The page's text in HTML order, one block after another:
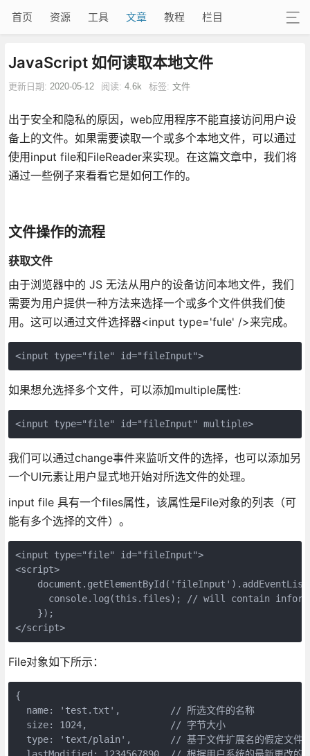
首页 资源 工具 文章 教程 栏目
JavaScript 如何读取本地文件
更新日期: 2020-05-12 阅读: 4.6k 标签: 文件
出于安全和隐私的原因，web应用程序不能直接访问用户设
备上的文件。如果需要读取一个或多个本地文件，可以通过
使用input file和FileReader来实现。在这篇文章中，我们将
通过一些例子来看看它是如何工作的。
文件操作的流程
获取文件
由于浏览器中的 JS 无法从用户的设备访问本地文件，我们
需要为用户提供一种方法来选择一个或多个文件供我们使
用。这可以通过文件选择器<input type='fule' />来完成。
<input type="file" id="fileInput">
如果想允选择多个文件，可以添加multiple属性:
<input type="file" id="fileInput" multiple>
我们可以通过change事件来监听文件的选择，也可以添加另
一个UI元素让用户显式地开始对所选文件的处理。
input file 具有一个files属性，该属性是File对象的列表（可
能有多个选择的文件）。
<input type="file" id="fileInput">
<script>
console.log(this.files); // will contain
    });
</script>
File对象如下所示：
{
  name: 'test.txt',         // 所选文件的名称
  size: 1024,               // 字节大小
type: 'text/plain',       // 基于文件扩展名的假定文件
lastModified: 1234567890, // 根据用户系统的最新更改的